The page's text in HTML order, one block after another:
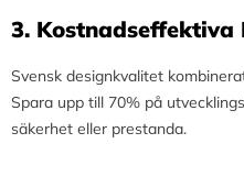
3.⁠ ⁠Kostnadseffektiva
Svensk designkvalitet
Spara upp till 70% på
säkerhet eller prestanda.